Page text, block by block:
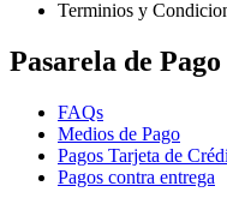
Terminios y
Pasarela de Pago
FAQs
Medios de Pago
Pagos Tarjeta de
Pagos contra entrega